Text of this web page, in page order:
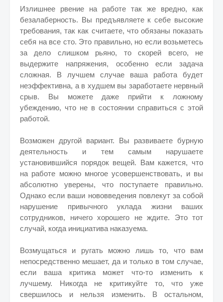
Излишнее рвение на работе так же вредно, как
безалаберность. Вы предъявляете к себе высокие
требования, так как считаете, что обязаны показать
себя на все сто. Это правильно, но если возьметесь
за дело слишком рьяно, то скорей всего, не
выдержите напряжения, особенно если задача
сложная. В лучшем случае ваша работа будет
неэффективна, а в худшем вы заработаете нервный
срыв. Вы можете даже прийти к ложному
убеждению, что не в состоянии справиться с этой
работой.
Возможен другой вариант. Вы развиваете бурную
деятельность и тем самым нарушаете
установившийся порядок вещей. Вам кажется, что
на работе можно многое усовершенствовать, и вы
абсолютно уверены, что поступаете правильно.
Однако если ваши нововведения повлекут за собой
нарушение привычного уклада жизни ваших
сотрудников, ничего хорошего не ждите. Это тот
случай, когда инициатива наказуема.
Возмущаться и ругать можно лишь то, что вам
непосредственно мешает, да и только в том случае,
если ваша критика может что-то изменить к
лучшему. Никогда не критикуйте то, что уже
свершилось и нельзя изменить. В остальном,